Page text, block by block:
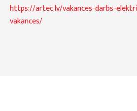
https://artec.lv/vakances-darbs-
vakances/